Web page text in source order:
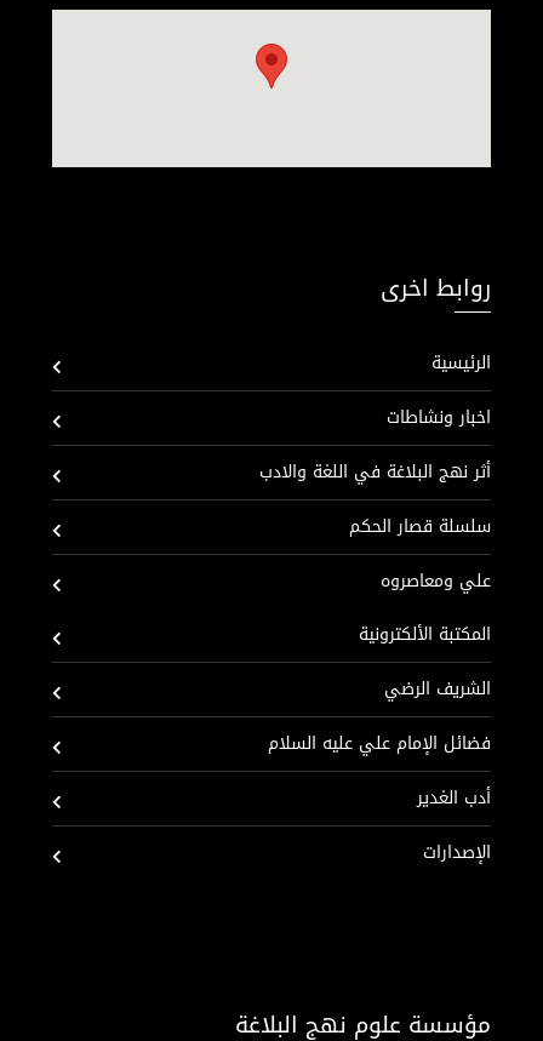
روابط اخرى
الرئيسية
اخبار ونشاطات
أثر نهج البلاغة في اللغة والادب
سلسلة قصار الحكم
علي ومعاصروه
المكتبة الألكترونية
الشريف الرضي
فضائل الإمام علي عليه السلام
أدب الغدير
الإصدارات
مؤسسة علوم نهج البلاغة